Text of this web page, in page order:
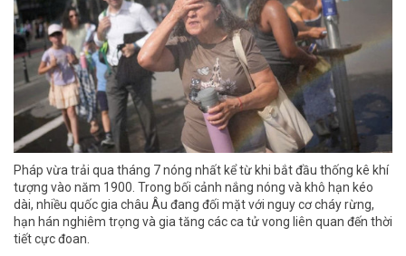
Pháp vừa trải qua tháng 7 nóng nhất kể từ khi bắt đầu thống kê khí
tượng vào năm 1900. Trong bối cảnh nắng nóng và khô hạn kéo
dài, nhiều quốc gia châu Âu đang đối mặt với nguy cơ cháy rừng,
hạn hán nghiêm trọng và gia tăng các ca tử vong liên quan đến thời
tiết cực đoan.